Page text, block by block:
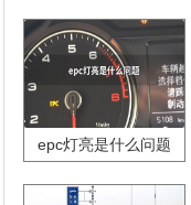
epc灯亮是什么问题